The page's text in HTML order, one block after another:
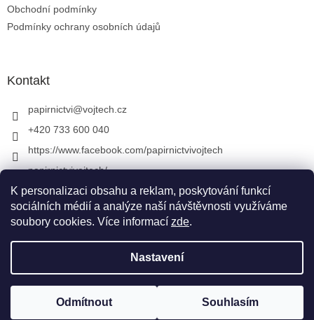
K personalizaci obsahu a reklam, poskytování funkcí
sociálních médií a analýze naší návštěvnosti využíváme
soubory cookies. Více informací zde.
Nastavení
Odmítnout Souhlasím
Obchodní podmínky
Podmínky ochrany osobních údajů
Kontakt
papirnictvi@vojtech.cz
+420 733 600 040
https://www.facebook.com/papirnictvivojtech
papirnictvivojtech/
+420 733 600 040
Vytvořil Shoptet&
Papírnictví VojTech
vyhrazena.
Upravit nastavení cookies